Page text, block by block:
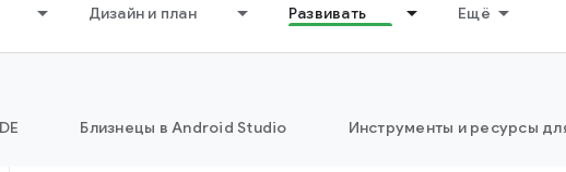
Дизайн и план Развивать Ещё
Близнецы в Android Studio Инструменты и ресурсы